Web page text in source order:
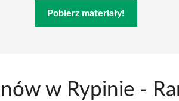
Pobierz materiały!
w Rypinie -